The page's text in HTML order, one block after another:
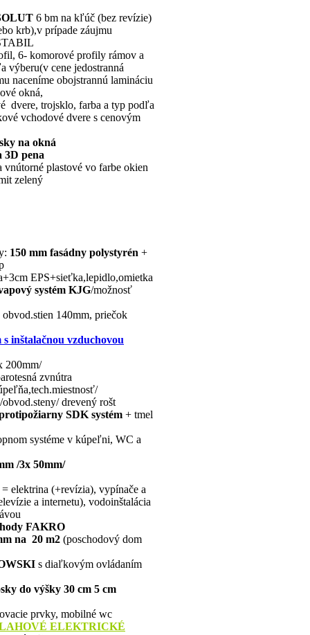
6 bm na kľúč (bez revízie)
krb),v prípade záujmu
6- komorové profily rámov a
výberu(v cene jedostranná
naceníme obojstrannú lamináciu
okná,
dvere, trojsklo, farba a typ podľa
vchodové dvere s cenovým
na okná
3D pena
plastové vo farbe okien
zelený
150 mm fasádny polystyrén +
EPS+sieťka,lepidlo,omietka
systém KJG/možnosť
140mm, priečok
inštalačnou vzduchovou
200mm/
zvnútra
drevený rošt
SDK systém + tmel
systéme v kúpeľni, WC a
/3x 50mm/
elektrina (+revízia), vypínače a
a internetu), vodoinštalácia
FAKRO
na 20 m2 (poschodový dom
s diaľkovým ovládaním
do výšky 30 cm 5 cm
prvky, mobilné wc
ELEKTRICKÉ